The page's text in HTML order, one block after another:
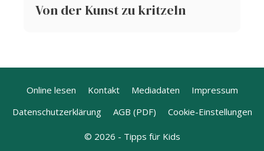
Von der Kunst zu kritzeln
Online lesen Kontakt Mediadaten
Impressum
Datenschutzerklärung
AGB (PDF) Cookie-Einstellungen
© 2026 - Tipps für Kids